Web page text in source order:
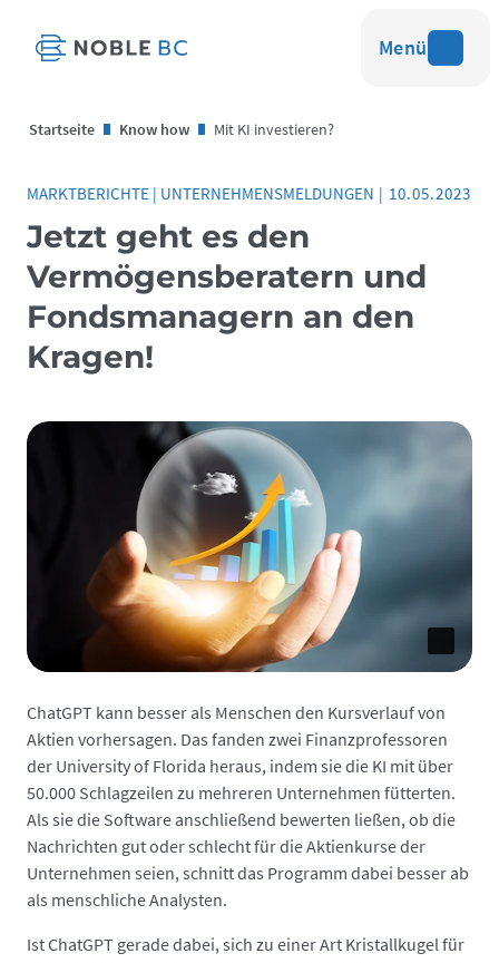
Menü
Startseite Know how Mit KI investieren?
MARKTBERICHTE | UNTERNEHMENSMELDUNGEN | 10.05.2023
Jetzt geht es den
Vermögensberatern und
Fondsmanagern an den
Kragen!
ChatGPT kann besser als Menschen den Kursverlauf von
Aktien vorhersagen. Das fanden zwei Finanzprofessoren
der University of Florida heraus, indem sie die KI mit über
50.000 Schlagzeilen zu mehreren Unternehmen fütterten.
Als sie die Software anschließend bewerten ließen, ob die
Nachrichten gut oder schlecht für die Aktienkurse der
Unternehmen seien, schnitt das Programm dabei besser ab
als menschliche Analysten.
Ist ChatGPT gerade dabei, sich zu einer Art Kristallkugel für